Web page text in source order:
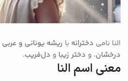
النا نامی دخترانه با ریشه یونانی و عربی
درخشان، و دختر زیبا و دل‌فریب.
معنی اسم النا